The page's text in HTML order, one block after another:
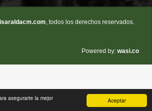
Aceptar
asegurarte la mejor
, todos los derechos reservados.
Powered by: wasi.co